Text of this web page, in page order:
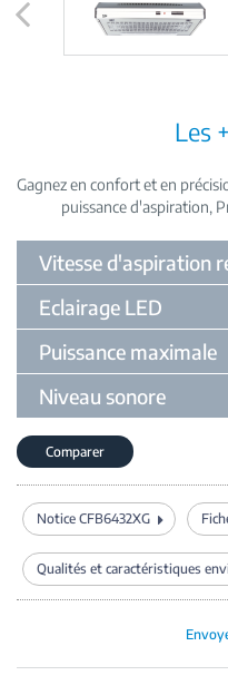
Les
Gagnez en confort et en
puissance d'aspiration
Vitesse d'aspiration
Eclairage LED
Puissance maximale
Niveau sonore
Comparer
Notice CFB6432XG
Qualités et caractéristiques